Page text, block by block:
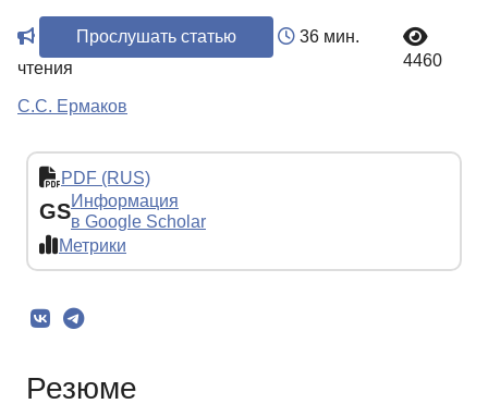
Прослушать статью
36 мин.
чтения
4460
С.С. Ермаков
PDF (RUS)
GSИнформация
в Google Scholar
Метрики
Резюме